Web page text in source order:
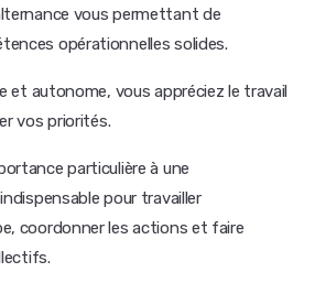
vous permettant de
opérationnelles solides.
et autonome, vous appréciez le travail
vos priorités.
particulière à une
pour travailler
coordonner les actions et faire